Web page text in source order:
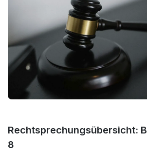
Rechtsprechungsübersicht:
8